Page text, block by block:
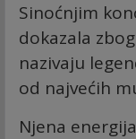
Sinoćnjim
dokazala
nazivaјu
od naјvećih
Njena